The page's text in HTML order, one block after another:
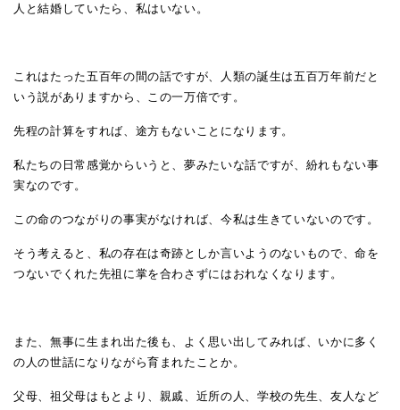
人と結婚していたら、私はいない。
これはたった五百年の間の話ですが、人類の誕生は五百万年前だと
いう説がありますから、この一万倍です。
先程の計算をすれば、途方もないことになります。
私たちの日常感覚からいうと、夢みたいな話ですが、紛れもない事
実なのです。
この命のつながりの事実がなければ、今私は生きていないのです。
そう考えると、私の存在は奇跡としか言いようのないもので、命を
つないでくれた先祖に掌を合わさずにはおれなくなります。
また、無事に生まれ出た後も、よく思い出してみれば、いかに多く
の人の世話になりながら育まれたことか。
父母、祖父母はもとより、親戚、近所の人、学校の先生、友人など